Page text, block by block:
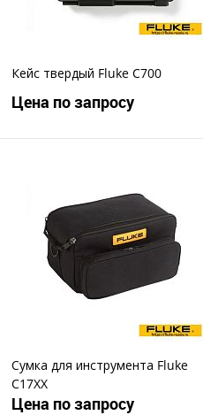
Кейс твердый Fluke C700
Цена по запросу
Купить в 1 клик
В избранное
Сумка для инструмента Fluke
C17XX
Цена по запросу